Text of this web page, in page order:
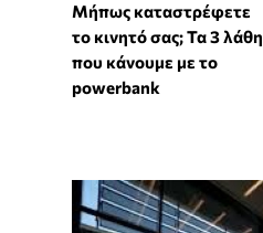
Μήπως καταστρέφετε
το κινητό σας; Τα 3 λάθη
που κάνουμε με το
powerbank